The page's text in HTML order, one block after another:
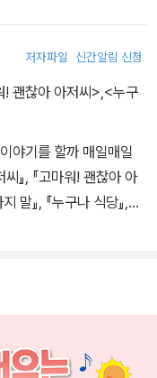
보, 무얼 만들까? : 생활
저자파일 신간알림 신청
! 괜찮아 아저씨>,<누구
야기를 할까 매일매일
』, 『고마워! 괜찮아 아
말』, 『누구나 식당』,